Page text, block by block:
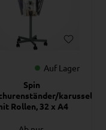
Auf Lager
Spin
karussell
Rollen, 32 x A4